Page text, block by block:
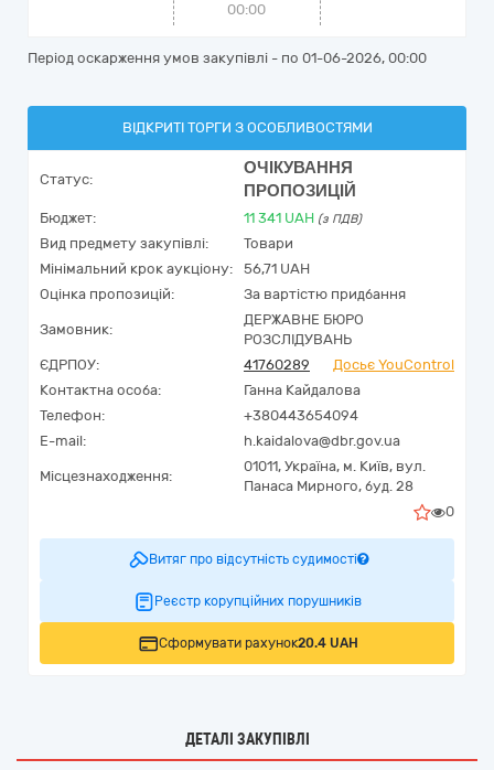
00:00
Період оскарження умов закупівлі - по 01-06-2026, 00:00
ВІДКРИТІ ТОРГИ З ОСОБЛИВОСТЯМИ
Статус:
ОЧІКУВАННЯ
ПРОПОЗИЦІЙ
Бюджет: 11 341 UAH (з ПДВ)
Вид предмету закупівлі:
Товари
Мінімальний крок аукціону:
56,71 UAH
Оцінка пропозицій:
За вартістю придбання
Замовник:
ДЕРЖАВНЕ БЮРО
РОЗСЛІДУВАНЬ
ЄДРПОУ:
41760289
Досьє YouControl
Контактна особа:
Ганна Кайдалова
Телефон:
+380443654094
E-mail:
h.kaidalova@dbr.gov.ua
Місцезнаходження:
01011, Україна, м. Київ, вул.
Панаса Мирного, буд. 28
0
Витяг про відсутність судимості
Реєстр корупційних порушників
Сформувати рахунок20.4 UAH
ДЕТАЛІ ЗАКУПІВЛІ